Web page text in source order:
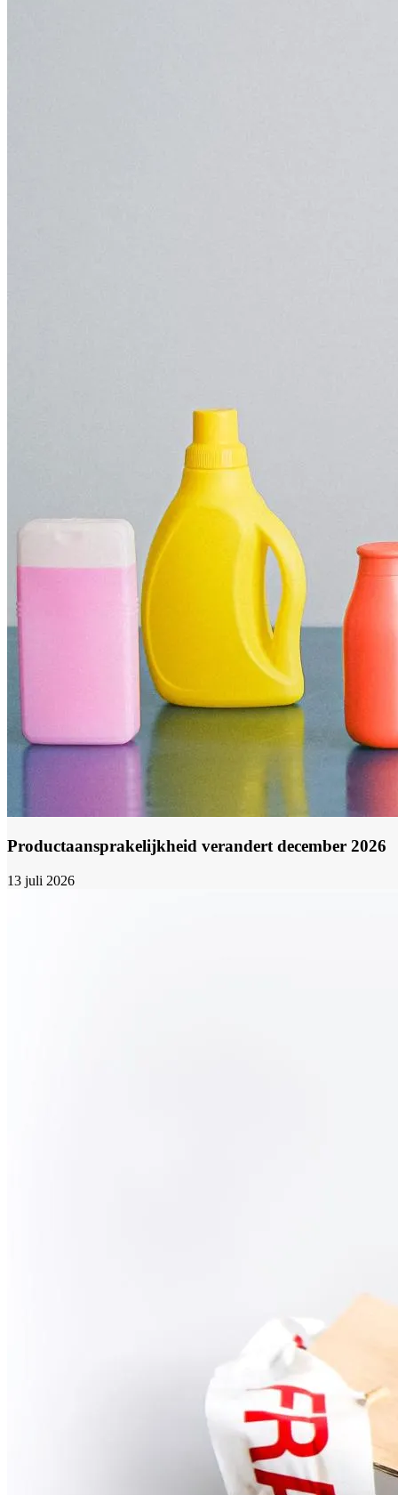
Productaansprakelijkheid verandert december 2026
13 juli 2026